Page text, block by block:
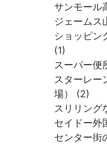
サンモール
ジェームス
ショッピ
(1)
スーパー便
スターレー
場） (2)
スリリング
セイドー外
センター街